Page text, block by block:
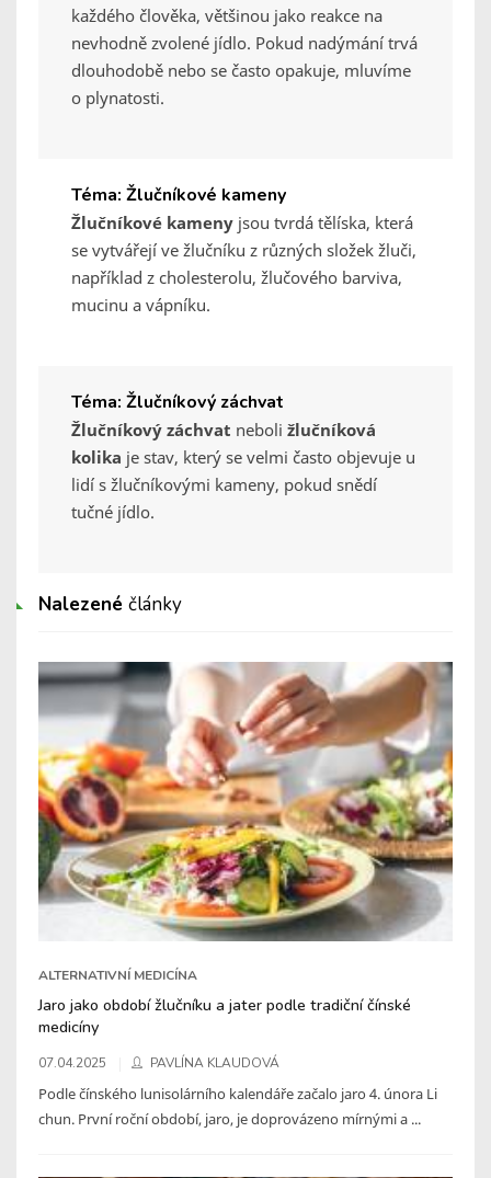
každého člověka, většinou jako reakce na
nevhodně zvolené jídlo. Pokud nadýmání trvá
dlouhodobě nebo se často opakuje, mluvíme
o plynatosti.
Téma: Žlučníkové kameny
Žlučníkové kameny jsou tvrdá tělíska, která
se vytvářejí ve žlučníku z různých složek žluči,
například z cholesterolu, žlučového barviva,
mucinu a vápníku.
Téma: Žlučníkový záchvat
Žlučníkový záchvat neboli žlučníková
kolika je stav, který se velmi často objevuje u
lidí s žlučníkovými kameny, pokud snědí
tučné jídlo.
Nalezené články
ALTERNATIVNÍ MEDICÍNA
Jaro jako období žlučníku a jater podle tradiční čínské
medicíny
07.04.2025 PAVLÍNA KLAUDOVÁ
Podle čínského lunisolárního kalendáře začalo jaro 4. února Li
chun. První roční období, jaro, je doprovázeno mírnými a ...